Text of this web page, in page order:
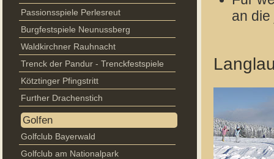
Passionsspiele Perlesreut
Burgfestspiele Neunussberg
Waldkirchner Rauhnacht
Trenck der Pandur - Trenckfestspiele
Kötztinger Pfingstritt
Further Drachenstich
Golfen
Golfclub Bayerwald
Golfclub am Nationalpark
an